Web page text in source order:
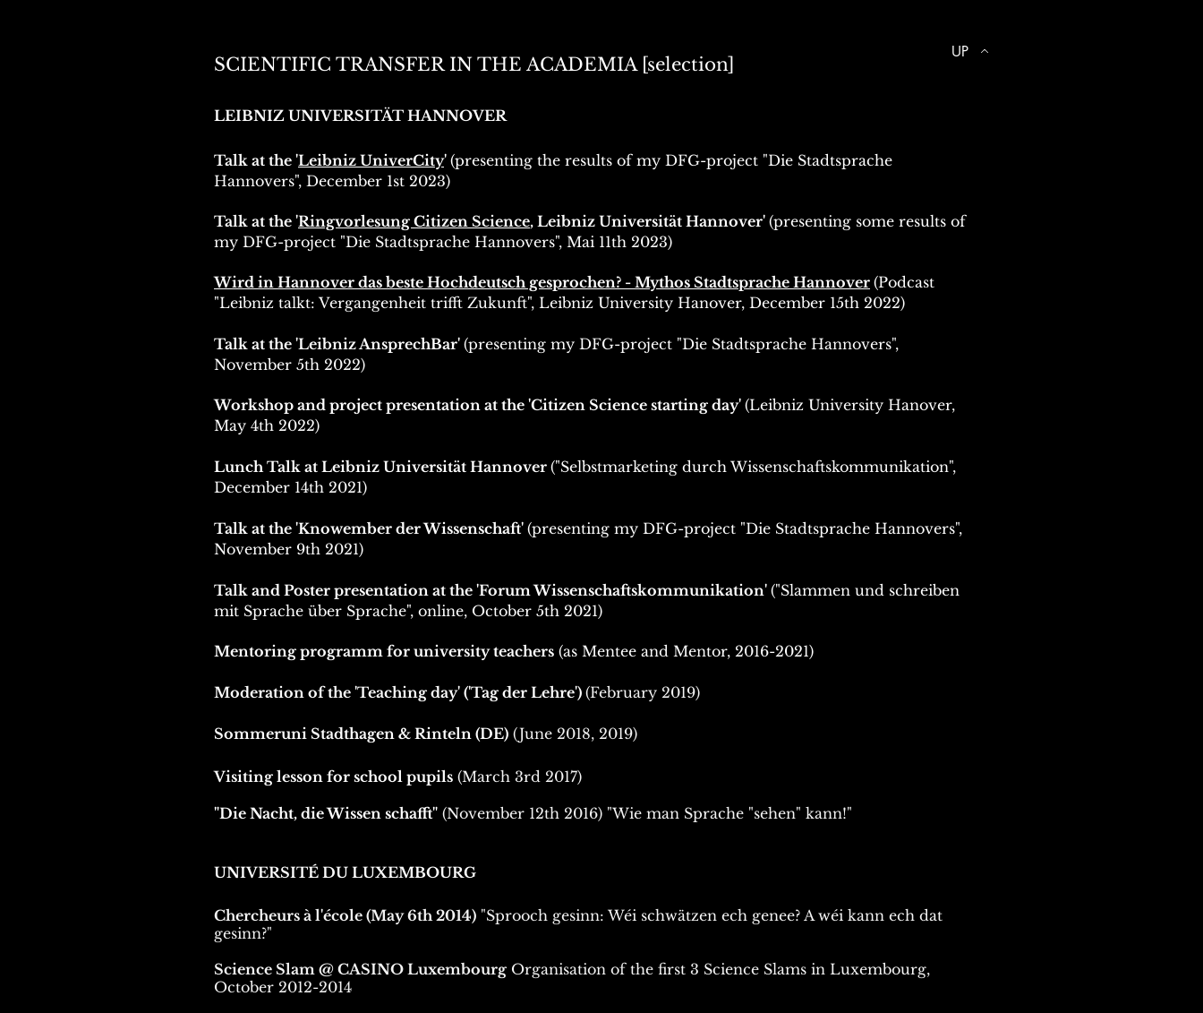
SCIENTIFIC TRANSFER IN THE ACADEMIA [selection]
LEIBNIZ UNIVERSITÄT HANNOVER
Talk at the 'Leibniz UniverCity' (presenting the results of my DFG-project "Die Stadtsprache
Hannovers", December 1st 2023)
Talk at the 'Ringvorlesung Citizen Science, Leibniz Universität Hannover' (presenting some results of
my DFG-project "Die Stadtsprache Hannovers", Mai 11th 2023)
Wird in Hannover das beste Hochdeutsch gesprochen? - Mythos Stadtsprache Hannover (Podcast
"Leibniz talkt: Vergangenheit trifft Zukunft", Leibniz University Hanover, December 15th 2022)
Talk at the 'Leibniz AnsprechBar' (presenting my DFG-project "Die Stadtsprache Hannovers",
November 5th 2022)
Workshop and project presentation at the 'Citizen Science starting day' (Leibniz University Hanover,
May 4th 2022)
Lunch Talk at Leibniz Universität Hannover ("Selbstmarketing durch Wissenschaftskommunikation",
December 14th 2021)
Talk at the 'Knowember der Wissenschaft' (presenting my DFG-project "Die Stadtsprache Hannovers",
November 9th 2021)
Talk and Poster presentation at the 'Forum Wissenschaftskommunikation' ("Slammen und schreiben
mit Sprache über Sprache", online, October 5th 2021)
Mentoring programm for university teachers (as Mentee and Mentor, 2016-2021)
Moderation of the 'Teaching day' ('Tag der Lehre') (February 2019)
Sommeruni Stadthagen & Rinteln (DE) (June 2018, 2019)
Visiting lesson for school pupils (March 3rd 2017)
"Die Nacht, die Wissen schafft" (November 12th 2016) "Wie man Sprache "sehen" kann!"
UNIVERSITÉ DU LUXEMBOURG
Chercheurs à l'école (May 6th 2014) "Sprooch gesinn: Wéi schwätzen ech genee? A wéi kann ech dat
gesinn?"
Science Slam @ CASINO Luxembourg Organisation of the first 3 Science Slams in Luxembourg,
October 2012-2014
UP